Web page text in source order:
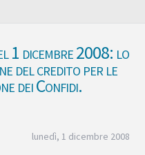
1 dicembre 2008: lo
del credito per le
dei Confidi.
lunedì, 1 dicembre 2008